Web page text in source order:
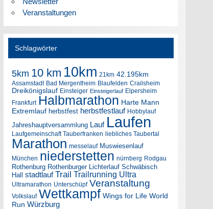
Veranstaltungen
Schlagwörter
5km 10 km 10km 21km 42.195km
Assamstadt Bad Mergentheim Blaufelden Crailsheim
Dreikönigslauf Einsteiger Einsteigerlauf Elpersheim
Frankfurt Halbmarathon Harte Mann
Extremlauf herbstfest herbstfestlauf Hobbylauf
Jahreshauptversammlung Lauf Laufen
Laufgemeinschaft Tauberfranken liebliches Taubertal
Marathon messelauf Muswiesenlauf
München niederstetten nürnberg Rodgau
Rothenburg Rothenburger Lichterlauf Schwäbisch
Hall stadtlauf Trail Trailrunning Ultra
Ultramarathon Unterschüpf Veranstaltung
Volkslauf Wettkampf Wings for Life World
Run Würzburg